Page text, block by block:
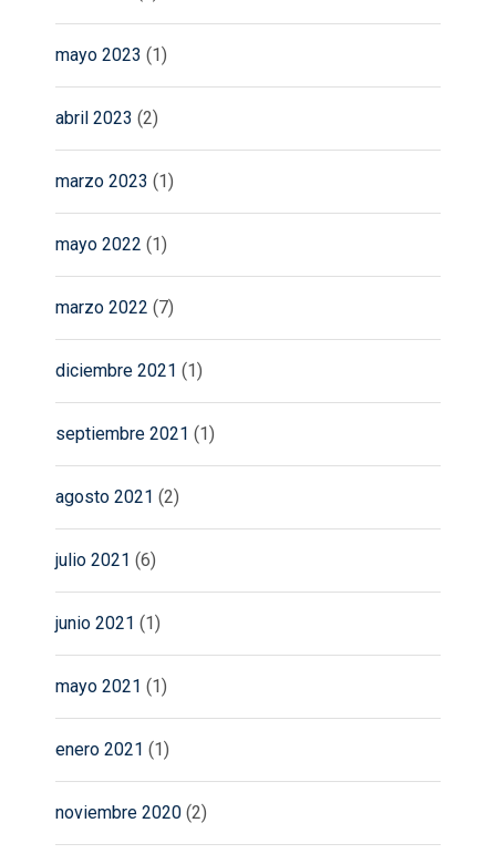
mayo 2023 (1)
abril 2023 (2)
marzo 2023 (1)
mayo 2022 (1)
marzo 2022 (7)
diciembre 2021 (1)
septiembre 2021 (1)
agosto 2021 (2)
julio 2021 (6)
junio 2021 (1)
mayo 2021 (1)
enero 2021 (1)
noviembre 2020 (2)